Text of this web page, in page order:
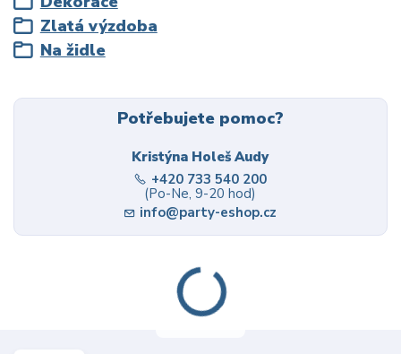
Zlatá výzdoba
Na židle
Potřebujete pomoc?
Kristýna Holeš Audy
+420 733 540 200
(Po-Ne, 9-20 hod)
info@party-eshop.cz